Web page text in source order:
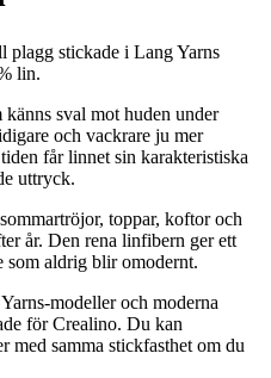
stickade i Lang Yarns
lin.
sval mot huden under
och vackrare ju mer
får linnet sin karakteristiska
uttryck.
toppar, koftor och
år. Den rena linfibern ger ett
som aldrig blir omodernt.
modeller och moderna
för Crealino. Du kan
med samma stickfasthet om du